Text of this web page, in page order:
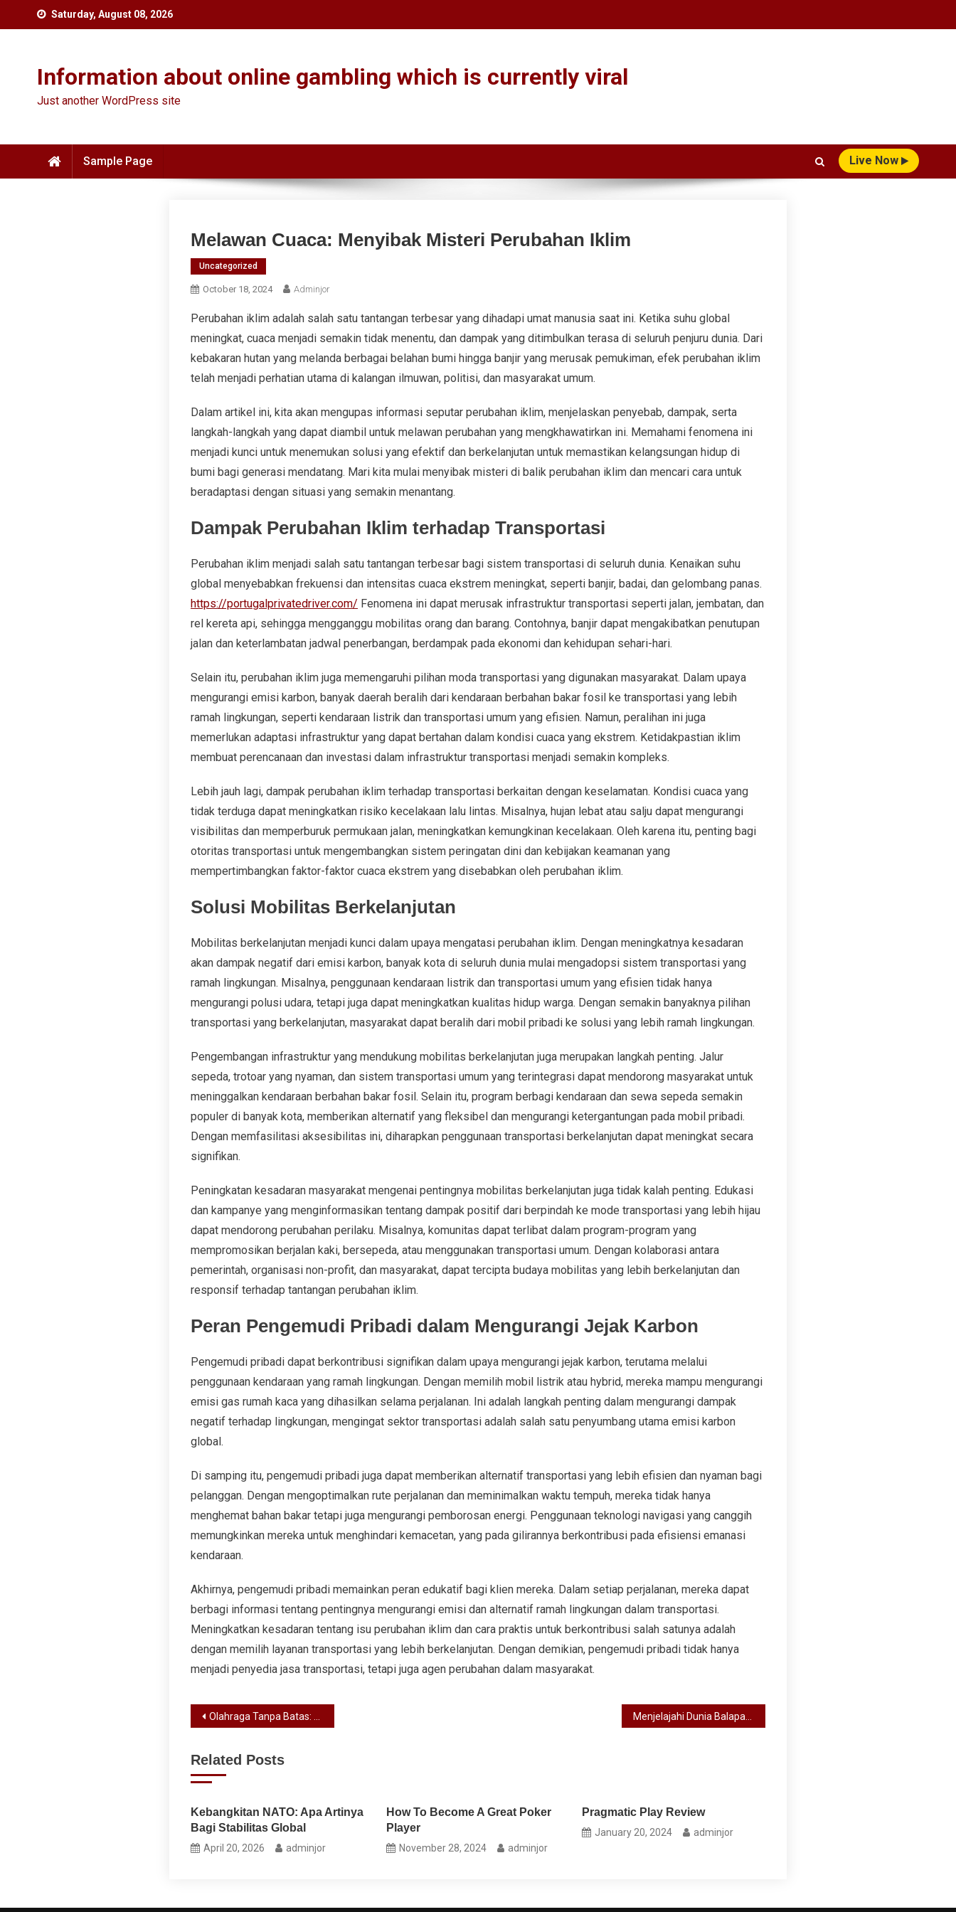
Saturday, August 08, 2026
Information about online gambling which is currently viral
Just another WordPress site
Sample Page Live Now
Melawan Cuaca: Menyibak Misteri Perubahan Iklim
Uncategorized
October 18, 2024 Adminjor
Perubahan iklim adalah salah satu tantangan terbesar yang dihadapi umat manusia saat ini. Ketika suhu global
meningkat, cuaca menjadi semakin tidak menentu, dan dampak yang ditimbulkan terasa di seluruh penjuru dunia. Dari
kebakaran hutan yang melanda berbagai belahan bumi hingga banjir yang merusak pemukiman, efek perubahan iklim
telah menjadi perhatian utama di kalangan ilmuwan, politisi, dan masyarakat umum.
Dalam artikel ini, kita akan mengupas informasi seputar perubahan iklim, menjelaskan penyebab, dampak, serta
langkah-langkah yang dapat diambil untuk melawan perubahan yang mengkhawatirkan ini. Memahami fenomena ini
menjadi kunci untuk menemukan solusi yang efektif dan berkelanjutan untuk memastikan kelangsungan hidup di
bumi bagi generasi mendatang. Mari kita mulai menyibak misteri di balik perubahan iklim dan mencari cara untuk
beradaptasi dengan situasi yang semakin menantang.
Dampak Perubahan Iklim terhadap Transportasi
Perubahan iklim menjadi salah satu tantangan terbesar bagi sistem transportasi di seluruh dunia. Kenaikan suhu
global menyebabkan frekuensi dan intensitas cuaca ekstrem meningkat, seperti banjir, badai, dan gelombang panas.
https://portugalprivatedriver.com/ Fenomena ini dapat merusak infrastruktur transportasi seperti jalan, jembatan, dan
rel kereta api, sehingga mengganggu mobilitas orang dan barang. Contohnya, banjir dapat mengakibatkan penutupan
jalan dan keterlambatan jadwal penerbangan, berdampak pada ekonomi dan kehidupan sehari-hari.
Selain itu, perubahan iklim juga memengaruhi pilihan moda transportasi yang digunakan masyarakat. Dalam upaya
mengurangi emisi karbon, banyak daerah beralih dari kendaraan berbahan bakar fosil ke transportasi yang lebih
ramah lingkungan, seperti kendaraan listrik dan transportasi umum yang efisien. Namun, peralihan ini juga
memerlukan adaptasi infrastruktur yang dapat bertahan dalam kondisi cuaca yang ekstrem. Ketidakpastian iklim
membuat perencanaan dan investasi dalam infrastruktur transportasi menjadi semakin kompleks.
Lebih jauh lagi, dampak perubahan iklim terhadap transportasi berkaitan dengan keselamatan. Kondisi cuaca yang
tidak terduga dapat meningkatkan risiko kecelakaan lalu lintas. Misalnya, hujan lebat atau salju dapat mengurangi
visibilitas dan memperburuk permukaan jalan, meningkatkan kemungkinan kecelakaan. Oleh karena itu, penting bagi
otoritas transportasi untuk mengembangkan sistem peringatan dini dan kebijakan keamanan yang
mempertimbangkan faktor-faktor cuaca ekstrem yang disebabkan oleh perubahan iklim.
Solusi Mobilitas Berkelanjutan
Mobilitas berkelanjutan menjadi kunci dalam upaya mengatasi perubahan iklim. Dengan meningkatnya kesadaran
akan dampak negatif dari emisi karbon, banyak kota di seluruh dunia mulai mengadopsi sistem transportasi yang
ramah lingkungan. Misalnya, penggunaan kendaraan listrik dan transportasi umum yang efisien tidak hanya
mengurangi polusi udara, tetapi juga dapat meningkatkan kualitas hidup warga. Dengan semakin banyaknya pilihan
transportasi yang berkelanjutan, masyarakat dapat beralih dari mobil pribadi ke solusi yang lebih ramah lingkungan.
Pengembangan infrastruktur yang mendukung mobilitas berkelanjutan juga merupakan langkah penting. Jalur
sepeda, trotoar yang nyaman, dan sistem transportasi umum yang terintegrasi dapat mendorong masyarakat untuk
meninggalkan kendaraan berbahan bakar fosil. Selain itu, program berbagi kendaraan dan sewa sepeda semakin
populer di banyak kota, memberikan alternatif yang fleksibel dan mengurangi ketergantungan pada mobil pribadi.
Dengan memfasilitasi aksesibilitas ini, diharapkan penggunaan transportasi berkelanjutan dapat meningkat secara
signifikan.
Peningkatan kesadaran masyarakat mengenai pentingnya mobilitas berkelanjutan juga tidak kalah penting. Edukasi
dan kampanye yang menginformasikan tentang dampak positif dari berpindah ke mode transportasi yang lebih hijau
dapat mendorong perubahan perilaku. Misalnya, komunitas dapat terlibat dalam program-program yang
mempromosikan berjalan kaki, bersepeda, atau menggunakan transportasi umum. Dengan kolaborasi antara
pemerintah, organisasi non-profit, dan masyarakat, dapat tercipta budaya mobilitas yang lebih berkelanjutan dan
responsif terhadap tantangan perubahan iklim.
Peran Pengemudi Pribadi dalam Mengurangi Jejak Karbon
Pengemudi pribadi dapat berkontribusi signifikan dalam upaya mengurangi jejak karbon, terutama melalui
penggunaan kendaraan yang ramah lingkungan. Dengan memilih mobil listrik atau hybrid, mereka mampu mengurangi
emisi gas rumah kaca yang dihasilkan selama perjalanan. Ini adalah langkah penting dalam mengurangi dampak
negatif terhadap lingkungan, mengingat sektor transportasi adalah salah satu penyumbang utama emisi karbon
global.
Di samping itu, pengemudi pribadi juga dapat memberikan alternatif transportasi yang lebih efisien dan nyaman bagi
pelanggan. Dengan mengoptimalkan rute perjalanan dan meminimalkan waktu tempuh, mereka tidak hanya
menghemat bahan bakar tetapi juga mengurangi pemborosan energi. Penggunaan teknologi navigasi yang canggih
memungkinkan mereka untuk menghindari kemacetan, yang pada gilirannya berkontribusi pada efisiensi emanasi
kendaraan.
Akhirnya, pengemudi pribadi memainkan peran edukatif bagi klien mereka. Dalam setiap perjalanan, mereka dapat
berbagi informasi tentang pentingnya mengurangi emisi dan alternatif ramah lingkungan dalam transportasi.
Meningkatkan kesadaran tentang isu perubahan iklim dan cara praktis untuk berkontribusi salah satunya adalah
dengan memilih layanan transportasi yang lebih berkelanjutan. Dengan demikian, pengemudi pribadi tidak hanya
menjadi penyedia jasa transportasi, tetapi juga agen perubahan dalam masyarakat.
Post
Olahraga Tanpa Batas: Menemukan Informasi dan Inspirasi Di Mana Saja!
Related Posts
Kebangkitan NATO: Apa Artinya
Bagi Stabilitas Global
April 20, 2026 adminjor
How To Become A Great Poker
Player
November 28, 2024 adminjor
Pragmatic Play Review
January 20, 2024 adminjor